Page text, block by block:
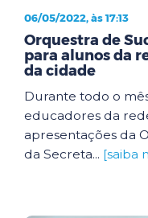
06/05/2022, às 17:13
Orquestra de
para alunos da
da cidade
Durante todo o
educadores da
apresentações da
da Secreta... [saiba